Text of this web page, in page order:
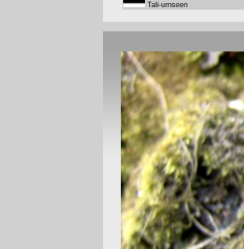
Tali-urnseen